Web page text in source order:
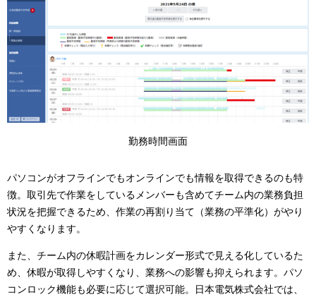
勤務時間画面
パソコンがオフラインでもオンラインでも情報を取得できるのも特
徴。取引先で作業をしているメンバーも含めてチーム内の業務負担
状況を把握できるため、作業の再割り当て（業務の平準化）がやり
やすくなります。
また、チーム内の休暇計画をカレンダー形式で見える化しているた
め、休暇が取得しやすくなり、業務への影響も抑えられます。パソ
コンロック機能も必要に応じて選択可能。日本電気株式会社では、